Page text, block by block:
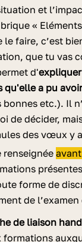
et
«
le faire, c’est
que tu vas
d'
qu'elle a pu
etc.). Il
de décider,
des vœux y
renseignée
forme de
de
de liaison
formations